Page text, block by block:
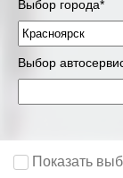
Выбор города*
Выбор
Показать